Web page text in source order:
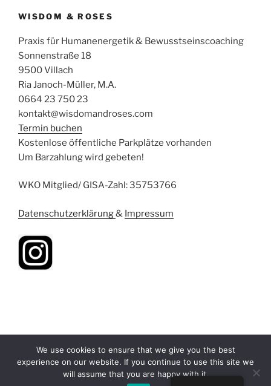
WISDOM & ROSES
Praxis für Humanenergetik & Bewusstseinscoaching
Sonnenstraße 18
9500 Villach
Ria Janoch-Müller, M.A.
0664 23 750 23
kontakt@wisdomandroses.com
Termin buchen
Kostenlose öffentliche Parkplätze vorhanden
Um Barzahlung wird gebeten!
WKO Mitglied/ GISA-Zahl: 35753766
Datenschutzerklärung& Impressum
Stolz präsentiert von WordPress
We use cookies to ensure that we give you the best
experience on our website. If you continue to use this site we
will assume that you are happy with it.